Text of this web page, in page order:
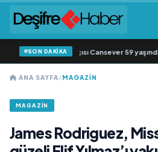
SON DAKİKA
sevilen sanatçısı Cansever 59 yaşında
ANA SAYFA/MAGAZIN
MAGAZIN
James Rodriguez,